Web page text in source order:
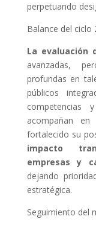
perpetuando
Balance del ciclo
La evaluación
avanzadas,
profundas en
públicos
competencias
acompañan
fortalecido su
impacto
empresas y
dejando
estratégica.
Seguimiento del